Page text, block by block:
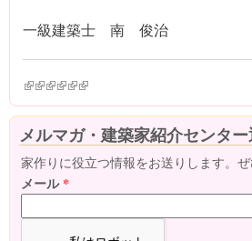
一級建築士 南 俊治
(link is external)
(link is external)
(link is external)
(link is external)
(link is external)
(link is external)
メルマガ・建築家紹介センタ
家作りに役立つ情報をお送りします。ぜ
メール*